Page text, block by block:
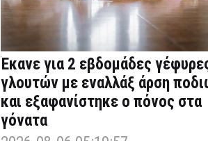
Έκανε για 2 εβδομάδες
γλουτών με εναλλάξ άρση
και εξαφανίστηκε ο πόνος στα
γόνατα